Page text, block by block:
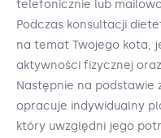
telefonicznie lub
Podczas konsultacji
na temat Twojego kota,
aktywności fizycznej
Następnie na
opracuje indywidualny
który uwzględni jego